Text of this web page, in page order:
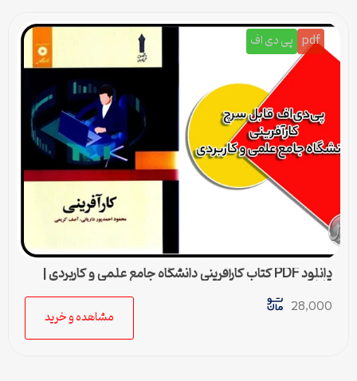
pdf پی دی اف
دانلود PDF کتاب كارآفرينی دانشگاه جامع علمی و كاربردی |
قابل جستجو در متن
28,000
مشاهده و خرید